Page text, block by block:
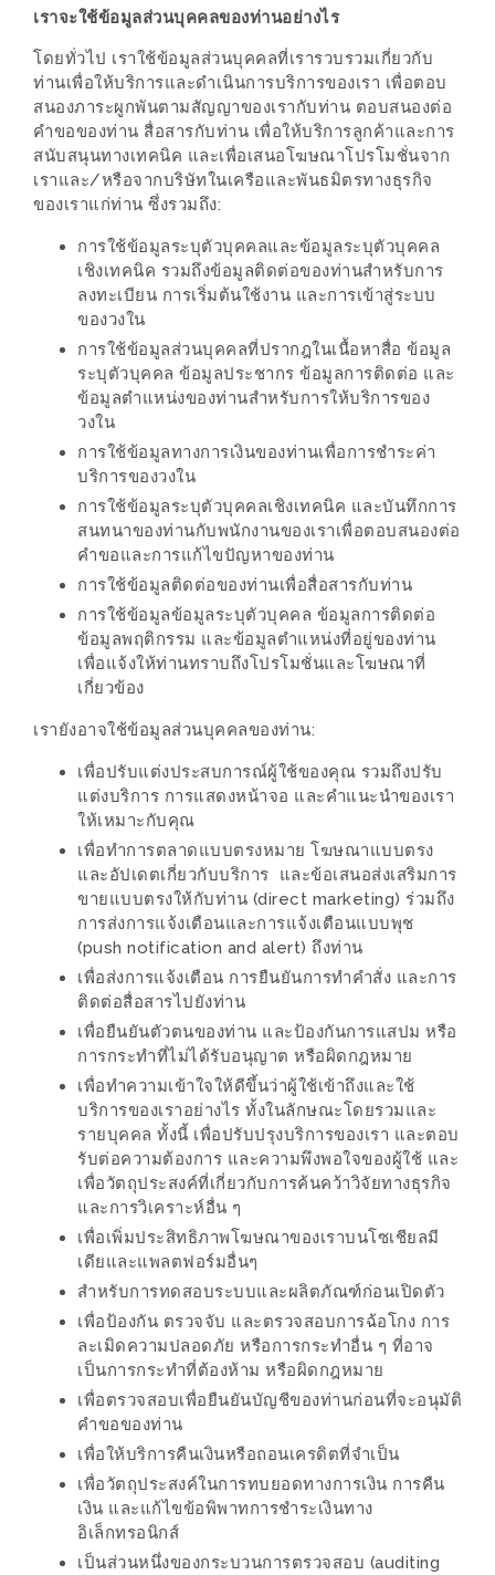
งาน
เดียว
ทั้ง
ช้อป
กิน
เที่ยว
พร้อม
โปร
โม
ชั่น
สำหรับ
คน
รัก
บ้าน
มากมาย
MAPS
MY
ACCOUNT
NEW
FACEBOOK
POLICY
OKTOBERFEST
ครั้ง
ที่
2
เทศกาล
เบียร์
ที่
ใหญ่
ที่สุด
ใน
กับ
โรง
แรม
ฮอ
ลิ
เดย์
อินน์
เชียงใหม่
PANDA
TIME
ทำไม
เรา
ไม่
เราจะใช้ข้อมูลส่วนบุคคลของท่านอย่างไร
โดยทั่วไป เราใช้ข้อมูลส่วนบุคคลที่เรารวบรวมเกี่ยวกับ
ท่านเพื่อให้บริการและดำเนินการบริการของเรา เพื่อตอบ
สนองภาระผูกพันตามสัญญาของเรากับท่าน ตอบสนองต่อ
คำขอของท่าน สื่อสารกับท่าน เพื่อให้บริการลูกค้าและการ
สนับสนุนทางเทคนิค และเพื่อเสนอโฆษณาโปรโมชั่นจาก
เราและ/หรือจากบริษัทในเครือและพันธมิตรทางธุรกิจ
ของเราแก่ท่าน ซึ่งรวมถึง:
การใช้ข้อมูลระบุตัวบุคคลและข้อมูลระบุตัวบุคคล
เชิงเทคนิค รวมถึงข้อมูลติดต่อของท่านสำหรับการ
ลงทะเบียน การเริ่มต้นใช้งาน และการเข้าสู่ระบบ
ของวงใน
การใช้ข้อมูลส่วนบุคคลที่ปรากฎในเนื้อหาสื่อ ข้อมูล
ระบุตัวบุคคล ข้อมูลประชากร ข้อมูลการติดต่อ และ
ข้อมูลตำแหน่งของท่านสำหรับการให้บริการของ
วงใน
การใช้ข้อมูลทางการเงินของท่านเพื่อการชำระค่า
บริการของวงใน
การใช้ข้อมูลระบุตัวบุคคลเชิงเทคนิค และบันทึกการ
สนทนาของท่านกับพนักงานของเราเพื่อตอบสนองต่อ
คำขอและการแก้ไขปัญหาของท่าน
การใช้ข้อมูลติดต่อของท่านเพื่อสื่อสารกับท่าน
การใช้ข้อมูลข้อมูลระบุตัวบุคคล ข้อมูลการติดต่อ
ข้อมูลพฤติกรรม และข้อมูลตำแหน่งที่อยู่ของท่าน
เพื่อแจ้งให้ท่านทราบถึงโปรโมชั่นและโฆษณาที่
เกี่ยวข้อง
เรายังอาจใช้ข้อมูลส่วนบุคคลของท่าน:
เพื่อปรับแต่งประสบการณ์ผู้ใช้ของคุณ รวมถึงปรับ
แต่งบริการ การแสดงหน้าจอ และคำแนะนำของเรา
ให้เหมาะกับคุณ
เพื่อทำการตลาดแบบตรงหมาย โฆษณาแบบตรง
และอัปเดตเกี่ยวกับบริการ และข้อเสนอส่งเสริมการ
ขายแบบตรงให้กับท่าน (direct marketing) ร่วมถึง
การส่งการแจ้งเตือนและการแจ้งเตือนแบบพุช
(push notification and alert) ถึงท่าน
เพื่อส่งการแจ้งเตือน การยืนยันการทำคำสั่ง และการ
ติดต่อสื่อสารไปยังท่าน
เพื่อยืนยันตัวตนของท่าน และป้องกันการแสปม หรือ
การกระทำที่ไม่ได้รับอนุญาต หรือผิดกฎหมาย
เพื่อทำความเข้าใจให้ดีขึ้นว่าผู้ใช้เข้าถึงและใช้
บริการของเราอย่างไร ทั้งในลักษณะโดยรวมและ
รายบุคคล ทั้งนี้ เพื่อปรับปรุงบริการของเรา และตอบ
รับต่อความต้องการ และความพึงพอใจของผู้ใช้ และ
เพื่อวัตถุประสงค์ที่เกี่ยวกับการค้นคว้าวิจัยทางธุรกิจ
และการวิเคราะห์อื่น ๆ
เพื่อเพิ่มประสิทธิภาพโฆษณาของเราบนโซเชียลมี
เดียและแพลตฟอร์มอื่นๆ
สำหรับการทดสอบระบบและผลิตภัณฑ์ก่อนเปิดตัว
เพื่อป้องกัน ตรวจจับ และตรวจสอบการฉ้อโกง การ
ละเมิดความปลอดภัย หรือการกระทำอื่น ๆ ที่อาจ
เป็นการกระทำที่ต้องห้าม หรือผิดกฎหมาย
เพื่อตรวจสอบเพื่อยืนยันบัญชีของท่านก่อนที่จะอนุมัติ
คำขอของท่าน
เพื่อให้บริการคืนเงินหรือถอนเครดิตที่จำเป็น
เพื่อวัตถุประสงค์ในการทบยอดทางการเงิน การคืน
เงิน และแก้ไขข้อพิพาทการชำระเงินทาง
อิเล็กทรอนิกส์
เป็นส่วนหนึ่งของกระบวนการตรวจสอบ (auditing